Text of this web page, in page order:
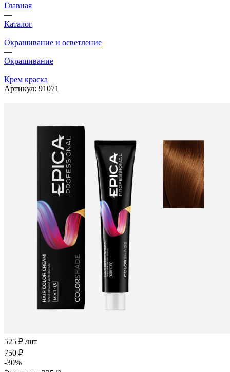
Главная
—
Каталог
—
Окрашивание и осветление
—
Окрашивание
—
Крем краска
Артикул: 91071
525 ₽ /шт
750 ₽
-30%